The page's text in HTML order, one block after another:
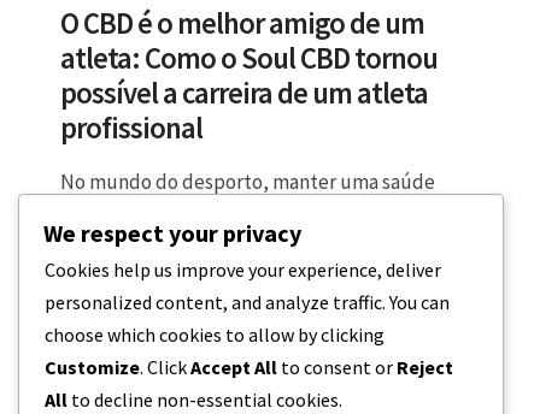
O CBD é o melhor amigo de um
atleta: Como o Soul CBD tornou
possível a carreira de um atleta
profissional
No mundo do desporto, manter uma saúde
Apesar de todos os cuidados…
3 MINUTOS DE LEITURA 30 DE ABRIL, 2023
We respect your privacy
Cookies help us improve your experience, deliver
personalized content, and analyze traffic. You can
choose which cookies to allow by clicking
Customize. ClickAccept All to consent or Reject
All to decline non-essential cookies.